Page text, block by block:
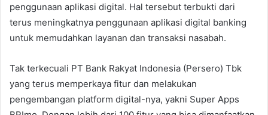
penggunaan aplikasi digital. Hal tersebut terbukti dari
terus meningkatnya penggunaan aplikasi digital banking
untuk memudahkan layanan dan transaksi nasabah.
Tak terkecuali PT Bank Rakyat Indonesia (Persero) Tbk
yang terus memperkaya fitur dan melakukan
pengembangan platform digital-nya, yakni Super Apps